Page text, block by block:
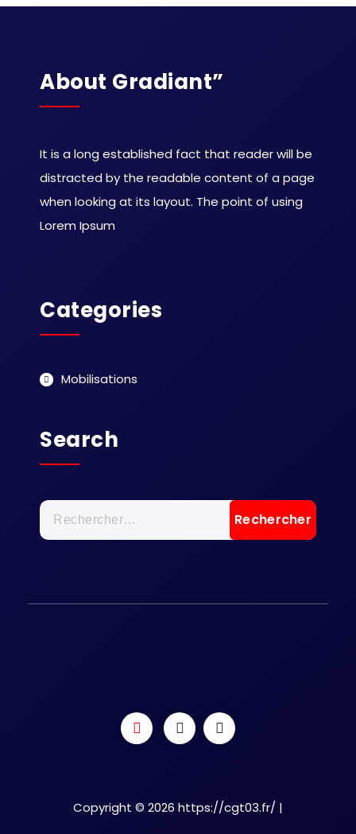
About Gradiant”
It is a long established fact that reader will be
distracted by the readable content of a page
when looking at its layout. The point of using
Lorem Ipsum
Categories
Mobilisations
Search
Rechercher :
Copyright © 2026 https://cgt03.fr/ |